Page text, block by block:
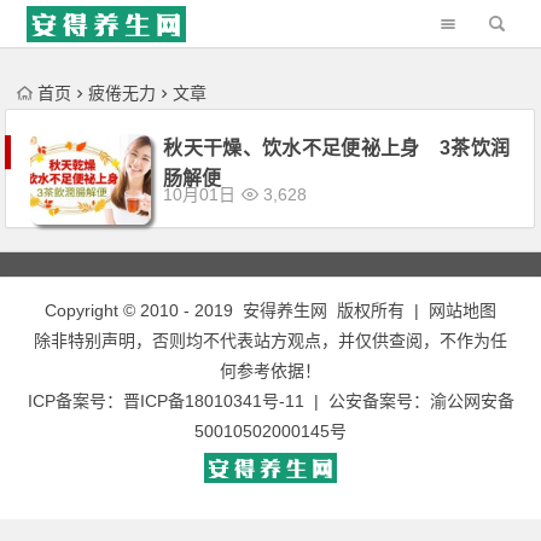
'); })();
首页 疲倦无力 文章
秋天干燥、饮水不足便祕上身 3茶饮润
肠解便
10月01日 3,628
Copyright © 2010 - 2019 安得养生网 版权所有 |
网站地图
除非特别声明，否则均不代表站方观点，并仅供查阅，不作为任
何参考依据！
ICP备案号： 晋ICP备18010341号-11 | 公安备案号： 渝公网安备
50010502000145号